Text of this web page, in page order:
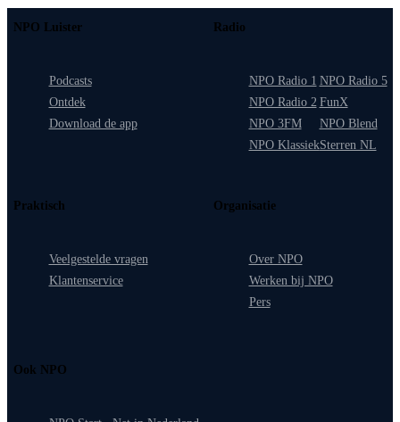
NPO Luister
Podcasts
Ontdek
Download de app
Radio
NPO Radio 1
NPO Radio 2
NPO 3FM
NPO Klassiek
NPO Radio 5
FunX
NPO Blend
Sterren NL
Praktisch
Veelgestelde vragen
Klantenservice
Organisatie
Over NPO
Werken bij NPO
Pers
Ook NPO